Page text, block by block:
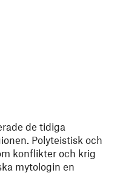
de tidiga
Polyteistisk och
konflikter och krig
mytologin en